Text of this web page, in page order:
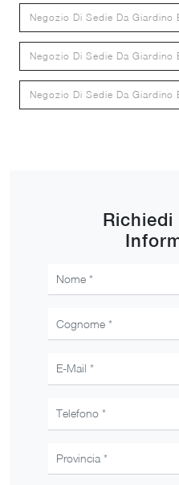
Negozio Di Sedie Da
Negozio Di Sedie Da
Negozio Di Sedie Da